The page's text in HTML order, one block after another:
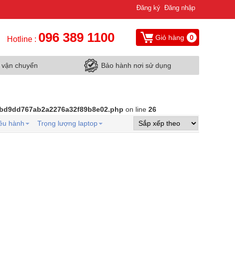
Đăng ký Đăng nhập
Hotline : 096 389 1100 Giỏ hàng 0
chuyển Bảo hành nơi sử dụng
on line 26
hành Trọng lượng laptop